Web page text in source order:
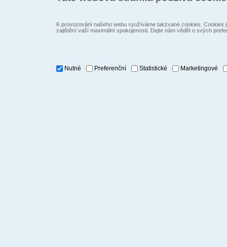
K provozování našeho webu využíváme takzvané cookies.
zajištění vaší maximální spokojenosti. Dejte nám vědět o svých
Nutné Preferenční Statistické Marketingové